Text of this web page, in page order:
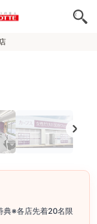
典※各店先着20名限